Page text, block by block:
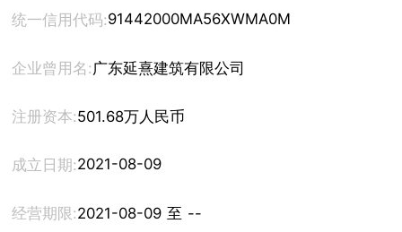
统一信用代码:91442000MA56XWMA0M
企业曾用名: 广东延熹建筑有限公司
注册资本:501.68万人民币
成立日期:2021-08-09
经营期限: 2021-08-09 至 --